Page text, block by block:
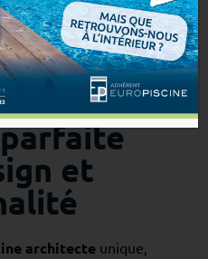
:
parfaite
et
architecte unique,